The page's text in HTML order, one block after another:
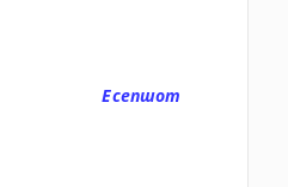
Есепшот